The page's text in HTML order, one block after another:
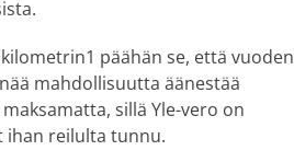
päähän se, että vuoden
mahdollisuutta äänestää
sillä Yle-vero on
ihan reilulta tunnu.